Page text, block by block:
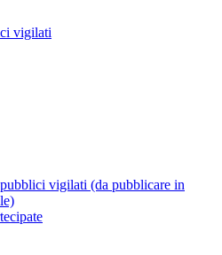
vigilati
vigilati (da pubblicare in